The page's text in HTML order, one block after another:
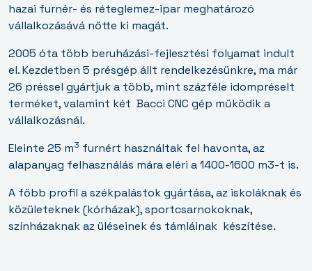
hazai furnér- és réteglemez-ipar meghatározó
vállalkozásává nőtte ki magát.
2005 óta több beruházási-fejlesztési folyamat indult
el. Kezdetben 5 présgép állt rendelkezésünkre, ma már
26 préssel gyártjuk a több, mint százféle idompréselt
terméket, valamint két Bacci CNC gép működik a
vállalkozásnál.
Eleinte 25 m3 furnért használtak fel havonta, az
alapanyag felhasználás mára eléri a 1400-1600 m3-t is.
A főbb profil a székpalástok gyártása, az iskoláknak és
közületeknek (kórházak), sportcsarnokoknak,
színházaknak az üléseinek és támláinak készítése.